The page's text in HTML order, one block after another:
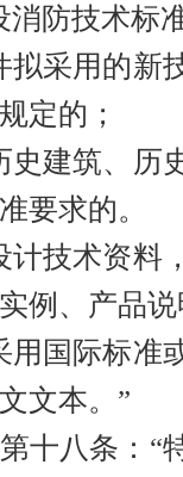
消防技术标
拟采用的新
定的；
史建筑、历
要求的。
计技术资料
例、产品
用国际标准
文本。”
十八条：“